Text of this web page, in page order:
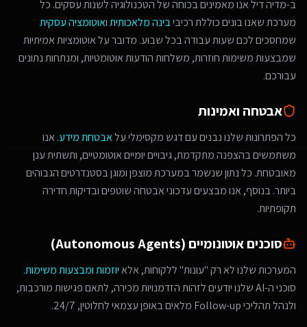
ב-מדיה דיל אנו מאמינים בכוחה של הטכנולוגיה לשנות עסקים. כל
מערכת שאנו בונים כוללת רכיביבינה מלאכותיתואוטומציה עסקית
שמחסכים לכם שעות עבודה בכל שבוע. מדובר על אוטומציות אמיתיות
שמבצעות משימות חוזרות, משלחות הודעות אוטומטיות, ומנתחות נתונים
עבורכם.
אבטחה ואמינות
כל הפתרונות שלנו נבנים עם דגש מקסימלי עלאבטחת מידע. אנו
משתמשים בהצפנה מתקדמת, גיבויים יומיים אוטומטיים, ותשתית ענן
מאובטחת. כל נתון שנשמר במערכת מוצפן ומוגן בסטנדרטים הגבוהים
ביותר. בנוסף, אנו מבצעים עדכוני אבטחה שוטפים ובדיקות חדירה
תקופתיות.
סוכנים אוטונומיים (Autonomous Agents)
המערכות שלנו לא רק "עונות" ללקוחות, אלאיוזמות ומבצעות משימות.
סוכני ה-AI שלנו יודעים לזהות הזדמנויות מכירה, לתאם פגישות מורכבות,
ולנהל תהליכי Follow-up מלאים באופן עצמאי לחלוטין, 24/7.